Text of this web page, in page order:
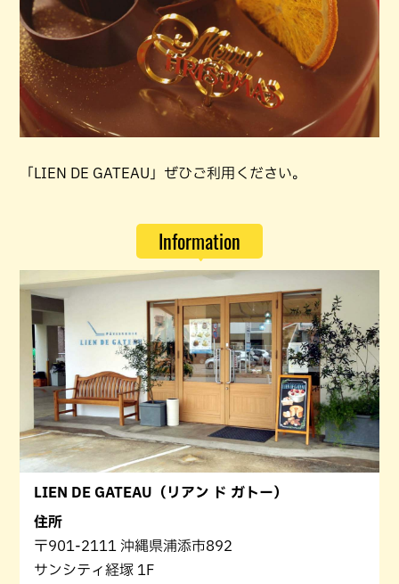
「LIEN DE GATEAU」ぜひご利用ください。
Information
LIEN DE GATEAU（リアン ド ガトー）
住所
〒901-2111 沖縄県浦添市892
サンシティ経塚 1F